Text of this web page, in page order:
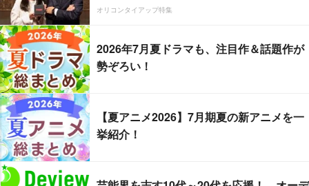
オリコンタイアップ特集
2026年7月夏ドラマも、注目作＆話題作が
勢ぞろい！
【夏アニメ2026】7月期夏の新アニメを一
挙紹介！